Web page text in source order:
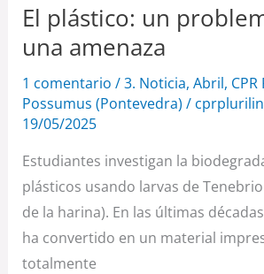
El plástico: un
una amenaza
1 comentario /3. Noticia, Abril,
Possumus (Pontevedra) /
19/05/2025
Estudiantes investigan la
plásticos usando larvas de
de la harina). En las últimas
ha convertido en un material
totalmente